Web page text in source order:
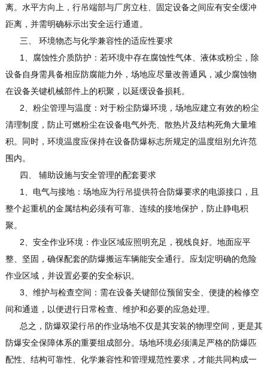
离。水平方向上，行吊端部与厂房立柱、固定设备之间应有安全缓冲
距离，并需明确标示出安全运行通道。
三、 环境物态与化学兼容性的适应性要求
1、腐蚀性介质防护：若环境中存在腐蚀性气体、液体或粉尘，除
设备自身需具备相应防腐能力外，场地应尽量改善通风，减少腐蚀物
在设备关键机械部件上的积聚，以延缓设备损耗。
2、粉尘管理与温度：对于粉尘防爆环境，场地应建立有效的粉尘
清理制度，防止可燃粉尘在设备电气外壳、散热片及结构死角大量堆
积。同时，环境温度应保持在设备防爆标志所规定的温度组别允许范
围内。
四、 辅助设施与安全管理的配套要求
1、电气与接地：场地应为行吊提供符合防爆要求的电源接口，且
整个起重机的金属结构必须有可靠、连续的接地保护，防止静电积
聚。
2、安全作业环境：作业区域应照明充足，视线良好。地面应平
整、坚固，确保配套的防爆搬运车辆能安全通行。应划定明确的危险
作业区域，并设置必要的安全标识。
3、维护与检查空间：需在设备关键部位预留安全、便捷的检修空
间和通道，以便进行日常检查、维护和必要的应急处理。
总之，防爆双梁行吊的作业场地不仅是其安装的物理空间，更是其
防爆安全保障体系的重要组成部分。场地环境必须满足严格的防爆匹
配性、结构可靠性、化学兼容性和管理规范性要求，才能共同构成一